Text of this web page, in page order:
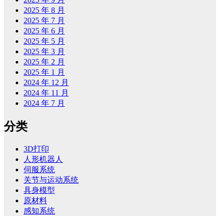
2025 年 8 月
2025 年 7 月
2025 年 6 月
2025 年 5 月
2025 年 3 月
2025 年 2 月
2025 年 1 月
2024 年 12 月
2024 年 11 月
2024 年 7 月
分类
3D打印
人形机器人
伺服系统
关节与运动系统
具身模型
原材料
感知系统